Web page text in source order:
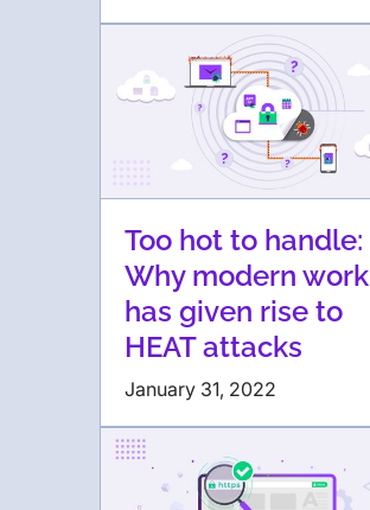
Too hot to handle:
Why modern work
has given rise to
HEAT attacks
January 31, 2022